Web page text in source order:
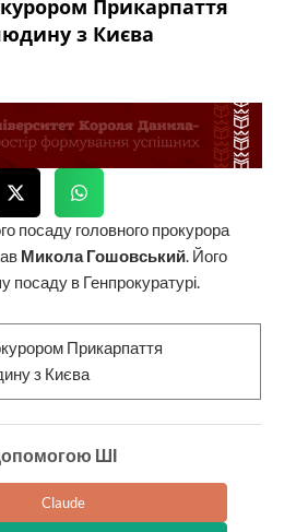
Прикарпаття
з Києва
посаду головного прокурора
Микола Гошовський. Його
посаду в Генпрокуратурі.
ШІ
Claude